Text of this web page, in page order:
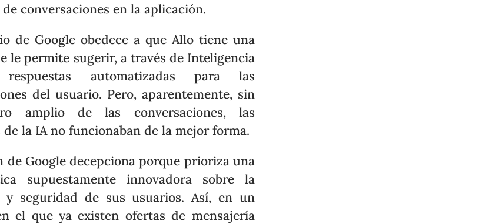
conversaciones en la aplicación.
de Google obedece a que Allo tiene una
le permite sugerir, a través de Inteligencia
automatizadas para las
del usuario. Pero, aparentemente, sin
amplio de las conversaciones, las
de la IA no funcionaban de la mejor forma.
de Google decepciona porque prioriza una
supuestamente innovadora sobre la
y seguridad de sus usuarios. Así, en un
el que ya existen ofertas de mensajería